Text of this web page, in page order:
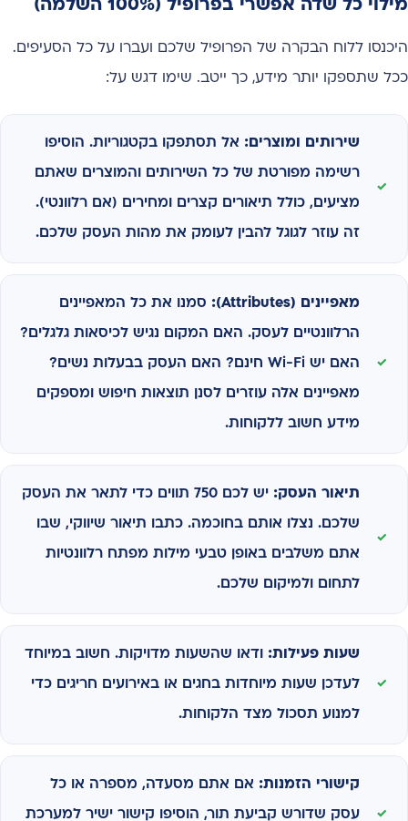
מילוי כל שדה אפשרי בפרופיל (100% השלמה)
היכנסו ללוח הבקרה של הפרופיל שלכם ועברו על כל הסעיפים.
ככל שתספקו יותר מידע, כך ייטב. שימו דגש על:
שירותים ומוצרים: אל תסתפקו בקטגוריות. הוסיפו
רשימה מפורטת של כל השירותים והמוצרים שאתם
מציעים, כולל תיאורים קצרים ומחירים (אם רלוונטי).
זה עוזר לגוגל להבין לעומק את מהות העסק שלכם.
מאפיינים (Attributes): סמנו את כל המאפיינים
הרלוונטיים לעסק. האם המקום נגיש לכיסאות גלגלים?
האם יש Wi-Fi חינם? האם העסק בבעלות נשים?
מאפיינים אלה עוזרים לסנן תוצאות חיפוש ומספקים
מידע חשוב ללקוחות.
תיאור העסק: יש לכם 750 תווים כדי לתאר את העסק
שלכם. נצלו אותם בחוכמה. כתבו תיאור שיווקי, שבו
אתם משלבים באופן טבעי מילות מפתח רלוונטיות
לתחום ולמיקום שלכם.
שעות פעילות: ודאו שהשעות מדויקות. חשוב במיוחד
לעדכן שעות מיוחדות בחגים או באירועים חריגים כדי
למנוע תסכול מצד הלקוחות.
קישורי הזמנות: אם אתם מסעדה, מספרה או כל
עסק שדורש קביעת תור, הוסיפו קישור ישיר למערכת